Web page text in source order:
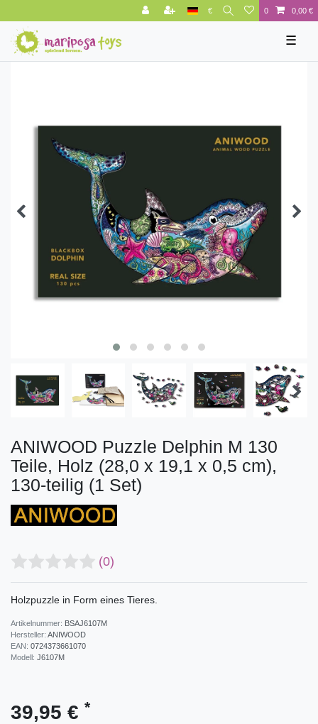
€ 0 0,00 €
☰
ANIWOOD Puzzle Delphin M 130
Teile, Holz (28,0 x 19,1 x 0,5 cm),
130-teilig (1 Set)
(0)
Holzpuzzle in Form eines Tieres.
Artikelnummer: BSAJ6107M
Hersteller: ANIWOOD
EAN: 0724373661070
Modell: J6107M
39,95 € *